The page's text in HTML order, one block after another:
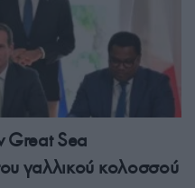
Great Sea
γαλλικού κολοσσού